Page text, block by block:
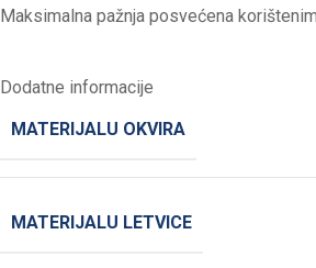
Maksimalna pažnja posvećena
Dodatne informacije
MATERIJALU OKVIRA
MATERIJALU LETVICE